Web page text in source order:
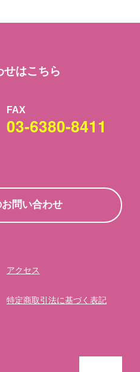
せはこちら
FAX
03-6380-8411
問い合わせ
アクセス
特定商取引法に基づく表記